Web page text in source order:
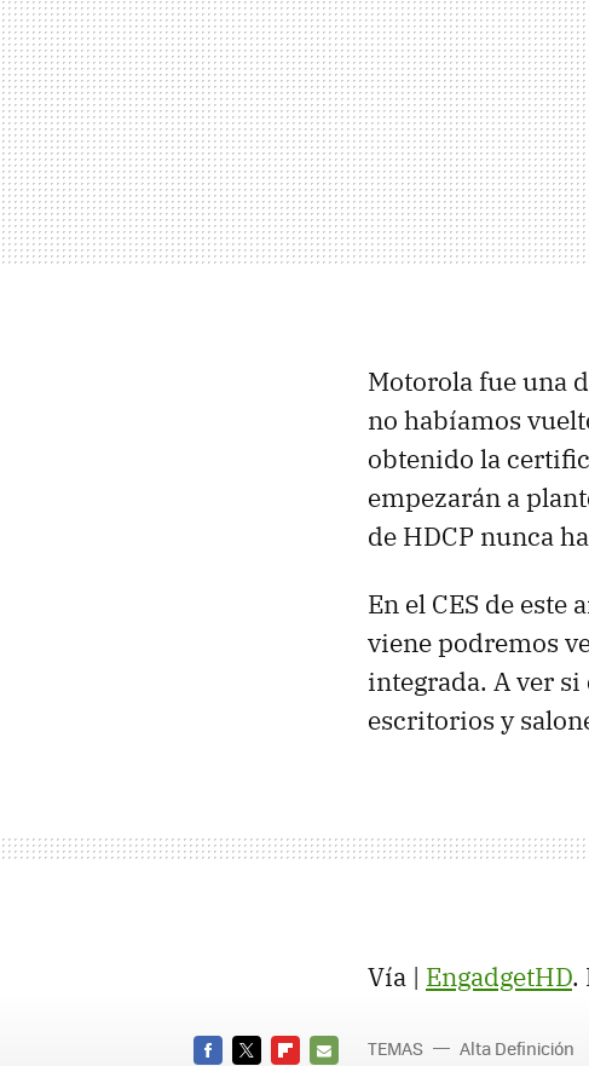
Motorola fue una
no habíamos
obtenido la
empezarán a
de HDCP nunca
En el CES de este
viene podremos
integrada. A ver
escritorios y
Vía | EngadgetHD.
TEMAS Alta Definición